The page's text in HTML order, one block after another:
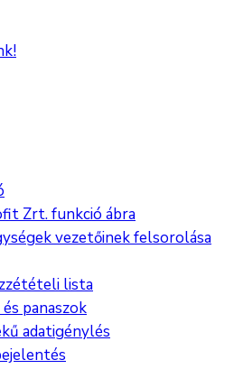
Zrt. funkció ábra
vezetőinek felsorolása
lista
panaszok
adatigénylés